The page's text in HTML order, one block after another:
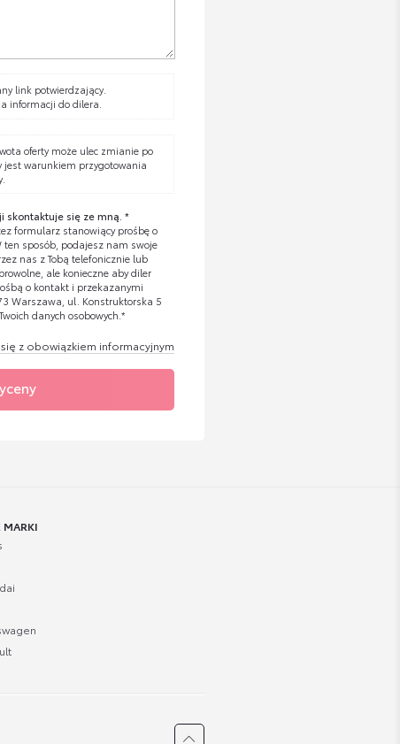
link potwierdzający.
informacji do dilera.
oferty może ulec zmianie po
jest warunkiem przygotowania
skontaktuje się ze mną. *
formularz stanowiący prośbę o
ten sposób, podajesz nam swoje
nas z Tobą telefonicznie lub
ale konieczne aby diler
o kontakt i przekazanymi
Warszawa, ul. Konstruktorska 5
danych osobowych.*
z obowiązkiem informacyjnym
MARKI